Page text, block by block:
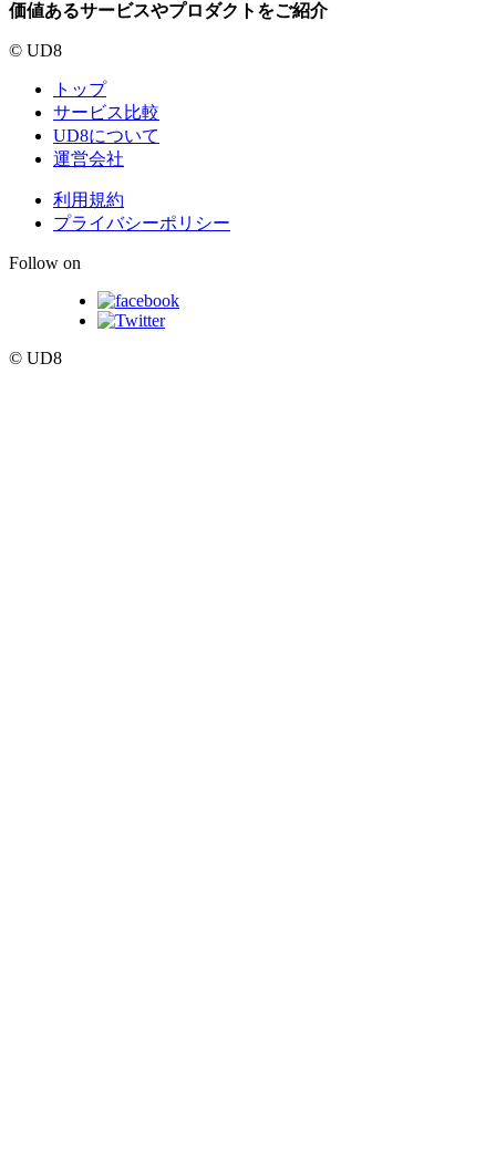
価値あるサービスやプロダクトをご紹介
© UD8
トップ
サービス比較
UD8について
運営会社
利用規約
プライバシーポリシー
Follow on
© UD8